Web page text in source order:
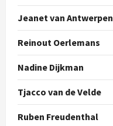
Jeanet van Antwerpen
Reinout Oerlemans
Nadine Dijkman
Tjacco van de Velde
Ruben Freudenthal